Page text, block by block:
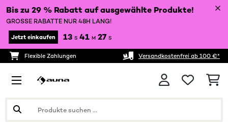
Bis zu 29 % Rabatt auf ausgewählte Produkte!
GROSSE RABATTE NUR 48H LANG!
Jetzt einkaufen 13 S 41 M 26 S
Flexible Zahlungen Versandkostenfrei ab 100 €*